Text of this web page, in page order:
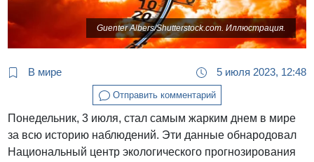
Guenter Albers/Shutterstock.com. Иллюстрация.
В мире 5 июля 2023, 12:48
Отправить комментарий
Понедельник, 3 июля, стал самым жарким днем в мире
за всю историю наблюдений. Эти данные обнародовал
Национальный центр экологического прогнозирования